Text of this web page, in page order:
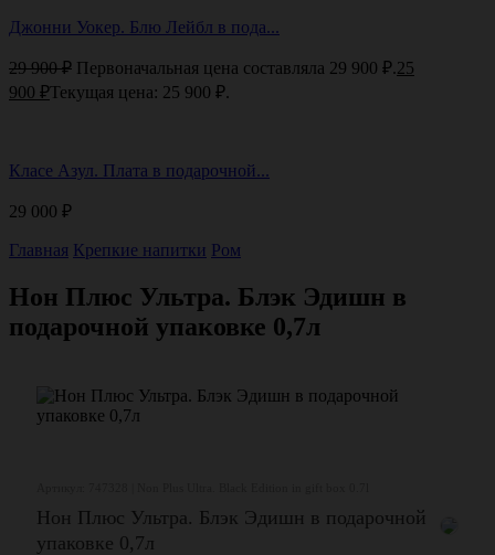
Джонни Уокер. Блю Лейбл в пода...
29 900₽ Первоначальная цена составляла 29 900 ₽.25
900 ₽Текущая цена: 25 900 ₽.
Класе Азул. Плата в подарочной...
29 000 ₽
Главная Крепкие напитки Ром
Нон Плюс Ультра. Блэк Эдишн в
подарочной упаковке 0,7л
Нон Плюс Ультра. Блэк Эдишн в подарочной
упаковке 0,7л